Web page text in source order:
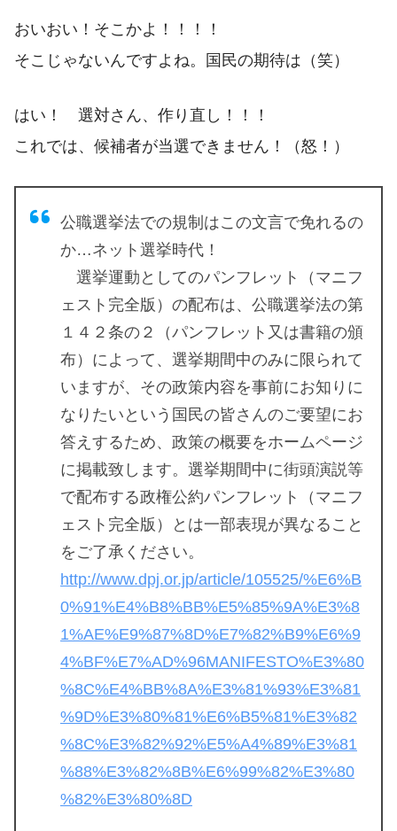
おいおい！そこかよ！！！！
そこじゃないんですよね。国民の期待は（笑）
はい！ 選対さん、作り直し！！！
これでは、候補者が当選できません！（怒！）
公職選挙法での規制はこの文言で免れるの
か…ネット選挙時代！
選挙運動としてのパンフレット（マニフ
ェスト完全版）の配布は、公職選挙法の第
１４２条の２（パンフレット又は書籍の頒
布）によって、選挙期間中のみに限られて
いますが、その政策内容を事前にお知りに
なりたいという国民の皆さんのご要望にお
答えするため、政策の概要をホームページ
に掲載致します。選挙期間中に街頭演説等
で配布する政権公約パンフレット（マニフ
ェスト完全版）とは一部表現が異なること
をご了承ください。
http://www.dpj.or.jp/article/105525/%E6%B
0%91%E4%B8%BB%E5%85%9A%E3%8
1%AE%E9%87%8D%E7%82%B9%E6%9
4%BF%E7%AD%96MANIFESTO%E3%80
%8C%E4%BB%8A%E3%81%93%E3%81
%9D%E3%80%81%E6%B5%81%E3%82
%8C%E3%82%92%E5%A4%89%E3%81
%88%E3%82%8B%E6%99%82%E3%80
%82%E3%80%8D